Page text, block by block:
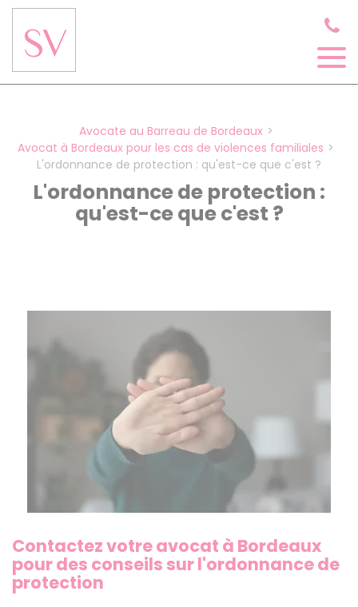
Avocate au Barreau de Bordeaux
Avocat à Bordeaux pour les cas de violences familiales
L'ordonnance de protection : qu'est-ce que c'est ?
L'ordonnance de protection :
qu'est-ce que c'est ?
Contactez votre avocat à Bordeaux
pour des conseils sur l'ordonnance de
protection
Panneau de gestion des cookies